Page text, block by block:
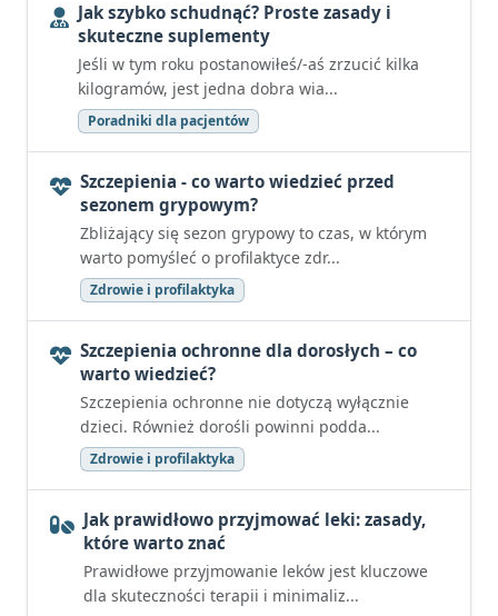
Jak szybko schudnąć? Proste zasady i
skuteczne suplementy
Jeśli w tym roku postanowiłeś/-aś zrzucić kilka
kilogramów, jest jedna dobra wia...
Poradniki dla pacjentów
Szczepienia - co warto wiedzieć przed
sezonem grypowym?
Zbliżający się sezon grypowy to czas, w którym
warto pomyśleć o profilaktyce zdr...
Zdrowie i profilaktyka
Szczepienia ochronne dla dorosłych – co
warto wiedzieć?
Szczepienia ochronne nie dotyczą wyłącznie
dzieci. Również dorośli powinni podda...
Zdrowie i profilaktyka
Jak prawidłowo przyjmować leki: zasady,
które warto znać
Prawidłowe przyjmowanie leków jest kluczowe
dla skuteczności terapii i minimaliz...